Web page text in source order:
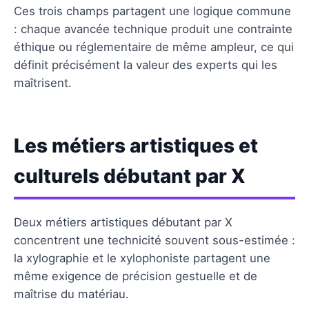
Ces trois champs partagent une logique commune
: chaque avancée technique produit une contrainte
éthique ou réglementaire de même ampleur, ce qui
définit précisément la valeur des experts qui les
maîtrisent.
Les métiers artistiques et
culturels débutant par X
Deux métiers artistiques débutant par X
concentrent une technicité souvent sous-estimée :
la xylographie et le xylophoniste partagent une
même exigence de précision gestuelle et de
maîtrise du matériau.